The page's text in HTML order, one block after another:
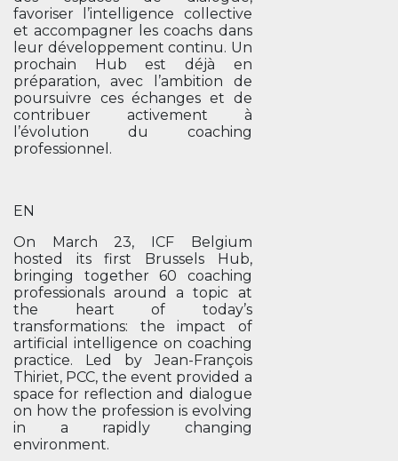
favoriser l’intelligence collective
et accompagner les coachs dans
leur développement continu. Un
prochain Hub est déjà en
préparation, avec l’ambition de
poursuivre ces échanges et de
contribuer activement à
l’évolution du coaching
professionnel.
EN
On March 23, ICF Belgium
hosted its first Brussels Hub,
bringing together 60 coaching
professionals around a topic at
the heart of today’s
transformations: the impact of
artificial intelligence on coaching
practice. Led by Jean-François
Thiriet, PCC, the event provided a
space for reflection and dialogue
on how the profession is evolving
in a rapidly changing
environment.